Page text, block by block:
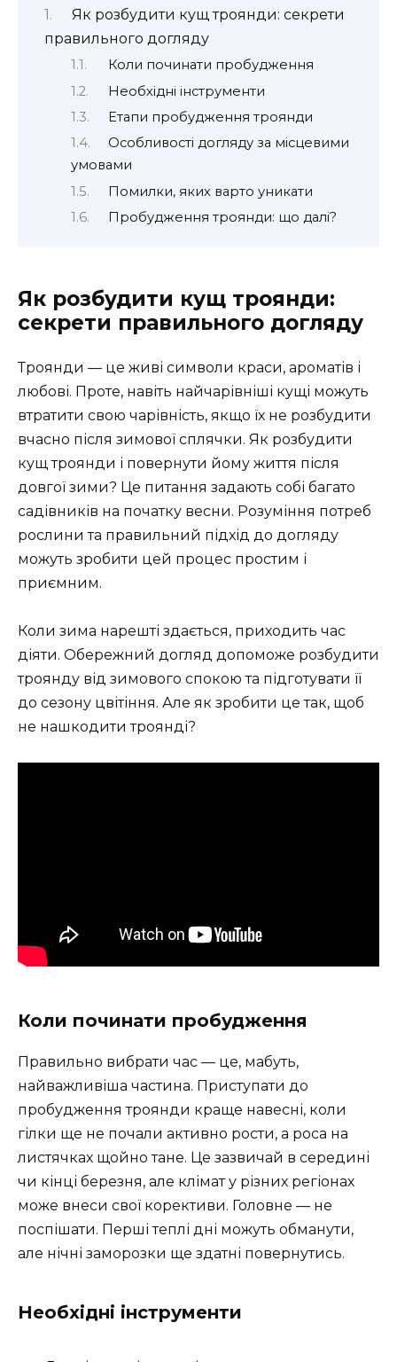
Як розбудити кущ троянди: секрети
правильного догляду
Коли починати пробудження
Необхідні інструменти
Етапи пробудження троянди
Особливості догляду за місцевими
умовами
Помилки, яких варто уникати
Пробудження троянди: що далі?
Як розбудити кущ троянди:
секрети правильного догляду
Троянди — це живі символи краси, ароматів і
любові. Проте, навіть найчарівніші кущі можуть
втратити свою чарівність, якщо їх не розбудити
вчасно після зимової сплячки. Як розбудити
кущ троянди і повернути йому життя після
довгої зими? Це питання задають собі багато
садівників на початку весни. Розуміння потреб
рослини та правильний підхід до догляду
можуть зробити цей процес простим і
приємним.
Коли зима нарешті здається, приходить час
діяти. Обережний догляд допоможе розбудити
троянду від зимового спокою та підготувати її
до сезону цвітіння. Але як зробити це так, щоб
не нашкодити троянді?
Коли починати пробудження
Правильно вибрати час — це, мабуть,
найважливіша частина. Приступати до
пробудження троянди краще навесні, коли
гілки ще не почали активно рости, а роса на
листячках щойно тане. Це зазвичай в середині
чи кінці березня, але клімат у різних регіонах
може внеси свої корективи. Головне — не
поспішати. Перші теплі дні можуть обманути,
але нічні заморозки ще здатні повернутись.
Необхідні інструменти